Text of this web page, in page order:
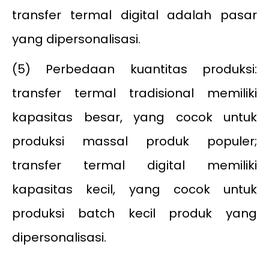
transfer termal digital adalah pasar
yang dipersonalisasi.
(5) Perbedaan kuantitas produksi:
transfer termal tradisional memiliki
kapasitas besar, yang cocok untuk
produksi massal produk populer;
transfer termal digital memiliki
kapasitas kecil, yang cocok untuk
produksi batch kecil produk yang
dipersonalisasi.